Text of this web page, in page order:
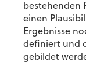
bestehenden
einen
Ergebnisse
definiert und
gebildet